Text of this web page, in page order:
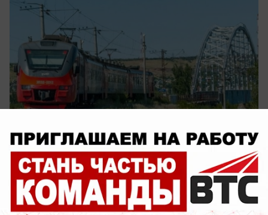
сегодня в 17:32
Общество
В Волжском появился первый